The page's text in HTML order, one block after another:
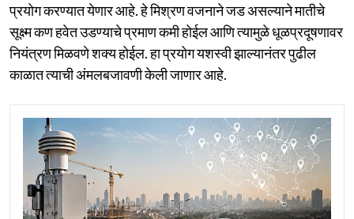
प्रयोग करण्यात येणार आहे. हे मिश्रण वजनाने जड असल्याने मातीचे
सूक्ष्म कण हवेत उडण्याचे प्रमाण कमी होईल आणि त्यामुळे धूळप्रदूषणावर
नियंत्रण मिळवणे शक्य होईल. हा प्रयोग यशस्वी झाल्यानंतर पुढील
काळात त्याची अंमलबजावणी केली जाणार आहे.